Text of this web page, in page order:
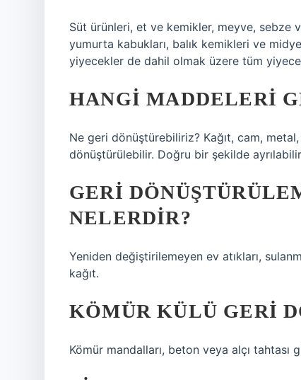
Süt ürünleri, et ve kemikler, meyve,
yumurta kabukları, balık kemikleri ve
yiyecekler de dahil olmak üzere tüm
HANGI MADDELERI
Ne geri dönüştürebiliriz? Kağıt, cam,
dönüştürülebilir. Doğru bir şekilde
GERI
NELERDIR?
Yeniden değiştirilemeyen ev atıkları,
kağıt.
KÖMÜR KÜLÜ GERI
Kömür mandalları, beton veya alçı